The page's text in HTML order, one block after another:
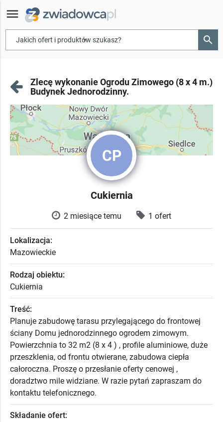
menu
▾ search
Zlecę wykonanie Ogrodu Zimowego (8 x 4 m.)
Budynek Jednorodzinny.
CP
Cukiernia
2 miesiące temu 1 ofert
Lokalizacja:
Mazowieckie
Rodzaj obiektu:
Cukiernia
Treść:
Planuje zabudowę tarasu przylegającego do frontowej
ściany Domu jednorodzinnego ogrodem zimowym.
Powierzchnia to 32 m2 (8 x 4 ) , profile aluminiowe, duże
przeszklenia, od frontu otwierane, zabudowa ciepła
całoroczna. Proszę o przesłanie oferty cenowej ,
doradztwo mile widziane. W razie pytań zapraszam do
kontaktu telefonicznego.
Składanie ofert: